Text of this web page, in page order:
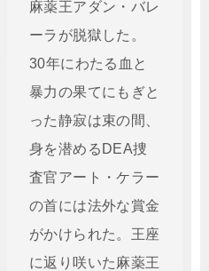
麻薬王アダン・バレ
ーラが脱獄した。
30年にわたる血と
暴力の果てにもぎと
った静寂は束の間、
身を潜めるDEA捜
査官アート・ケラー
の首には法外な賞金
がかけられた。王座
に返り咲いた麻薬王